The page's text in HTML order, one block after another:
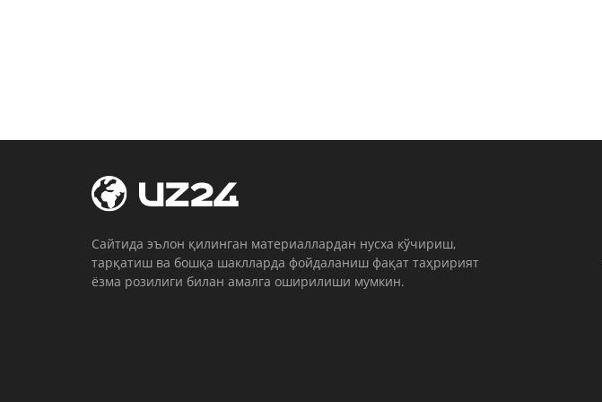
Cайтида эълон қилинган материаллардан нусха кўчириш,
тарқатиш ва бошқа шаклларда фойдаланиш фақат таҳририят
ёзма розилиги билан амалга оширилиши мумкин.